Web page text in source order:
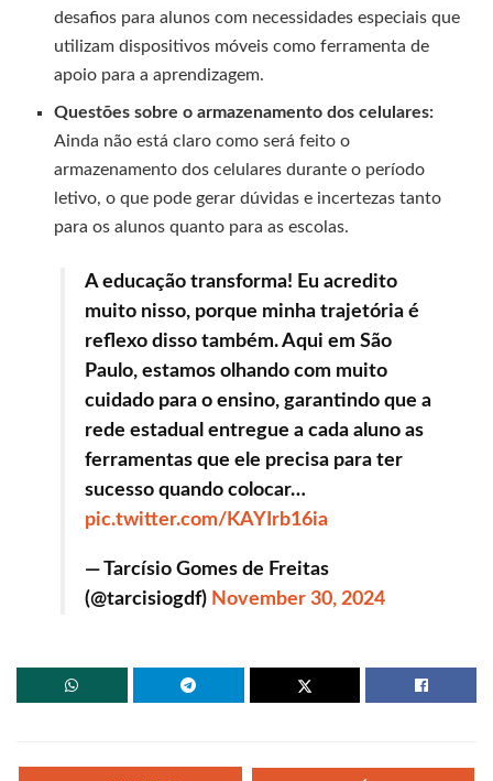
desafios para alunos com necessidades especiais que
utilizam dispositivos móveis como ferramenta de
apoio para a aprendizagem.
Questões sobre o armazenamento dos celulares:
Ainda não está claro como será feito o
armazenamento dos celulares durante o período
letivo, o que pode gerar dúvidas e incertezas tanto
para os alunos quanto para as escolas.
A educação transforma! Eu acredito
muito nisso, porque minha trajetória é
reflexo disso também. Aqui em São
Paulo, estamos olhando com muito
cuidado para o ensino, garantindo que a
rede estadual entregue a cada aluno as
ferramentas que ele precisa para ter
sucesso quando colocar…
pic.twitter.com/KAYIrb16ia
— Tarcísio Gomes de Freitas
(@tarcisiogdf) November 30, 2024